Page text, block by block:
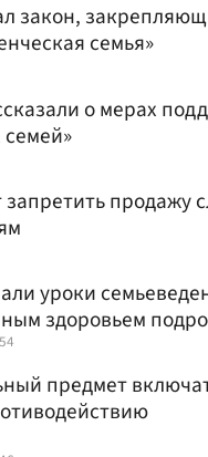
закон,
семья»
о мерах
семей»
запретить продажу
уроки
здоровьем
предмет